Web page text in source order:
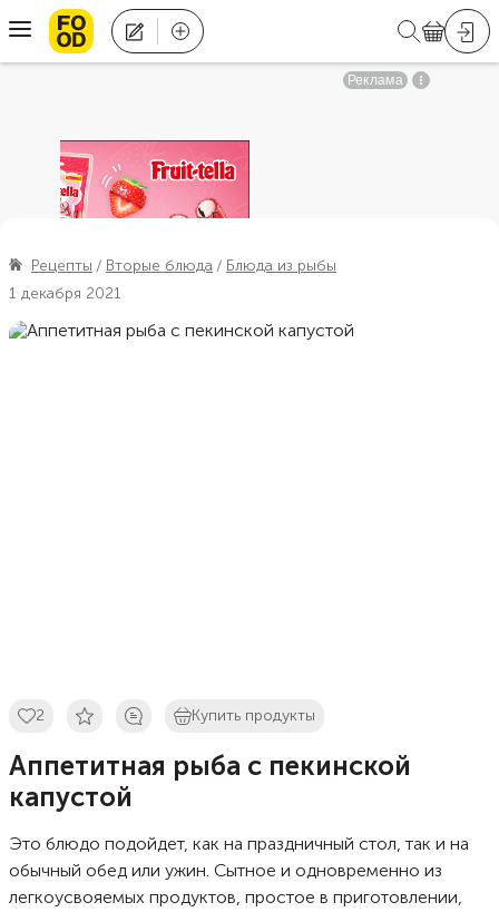
Рецепты Вторые блюда
Блюда из рыбы
1 декабря 2021
2 Купить продукты
Аппетитная рыба с пекинской
капустой
Это блюдо подойдет, как на праздничный стол, так и на
обычный обед или ужин. Сытное и одновременно из
легкоусвояемых продуктов, простое в приготовлении,